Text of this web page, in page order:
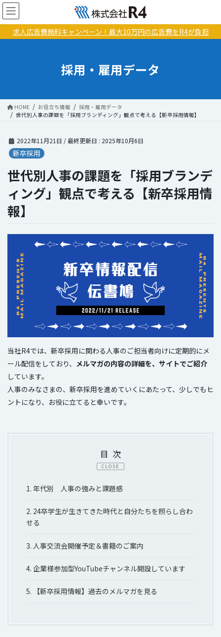
コ
ン
テ
ナ
ビ
ゲ
動
求人広告費無料キャンペーン！最大10万円の広告費をR4が負担
採用・雇用データ
HOME お役立ち情報
採用・雇用データ
世代別人事の課題を「採用ブランディング」観点で考える【新卒採用情報】
2022年11月21日 / 最終更新日 : 2025年10月6日
新卒採用
世代別人事の課題を「採用ブランデ
ィング」観点で考える【新卒採用情
報】
当社R4では、新卒採用に関わる人事のご担当者向けに定期的にメ
ール配信をしており、 メルマガの内容の詳細を、サイトでご紹介
しています。
人事のみなさまの、新卒採用を進めていくにあたって、少しでもヒ
ントになり、お役に立てると幸いです。
目次
CLOSE
1. 年代別 人事の強みと課題感
2. 24卒学生が生きてきた時代と自分たちを照らし合わ
せる
3. 人事交流会開催予定＆書籍のご案内
4. 企業様参加型YouTubeチャンネル開設しています
5. 【新卒採用情報】過去のメルマガを見る